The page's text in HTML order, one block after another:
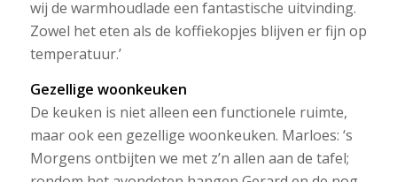
wij de warmhoudlade een fantastische uitvinding.
Zowel het eten als de koffiekopjes blijven er fijn op
temperatuur.’
Gezellige woonkeuken
De keuken is niet alleen een functionele ruimte,
maar ook een gezellige woonkeuken. Marloes: ‘s
Morgens ontbijten we met z’n allen aan de tafel;